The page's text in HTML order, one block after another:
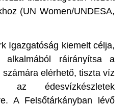
(UN Women/UNDESA,
Igazgatóság kiemelt célja,
ráirányítsa a
elérhető, tiszta víz
az édesvízkészletek
A Felsőtárkányban lévő